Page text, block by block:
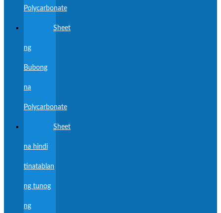
Polycarbonate
Sheet
ng
Bubong
na
Polycarbonate
Sheet
na hindi
tinatablan
ng tunog
ng